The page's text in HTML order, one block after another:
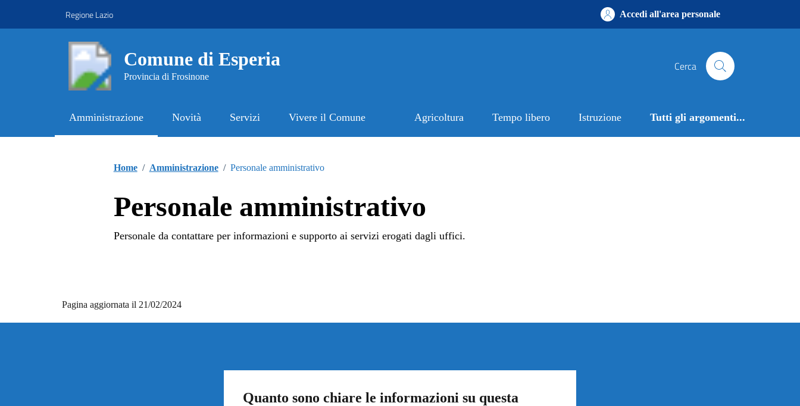
Regione Lazio Accedi all'area personale
Comune di Esperia
Provincia di Frosinone
Cerca
Amministrazione Novità Servizi Vivere il Comune Agricoltura Tempo libero Istruzione Tutti gli argomenti...
Home / Amministrazione / Personale amministrativo
Personale amministrativo
Personale da contattare per informazioni e supporto ai servizi erogati dagli uffici.
Pagina aggiornata il 21/02/2024
Quanto sono chiare le informazioni su questa